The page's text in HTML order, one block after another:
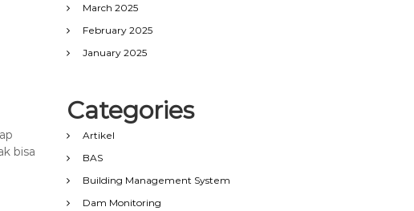
bisa
March 2025
February 2025
January 2025
Categories
Artikel
BAS
Building Management System
Dam Monitoring